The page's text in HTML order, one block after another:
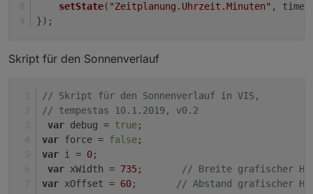
setState( "Zeitplanung.Uhrzeit.Minuten" ,
});
Skript für den Sonnenverlauf
// Skript für den Sonnenverlauf in VIS,
// tempestas 10.1.2019, v0.2
var debug = true;
var force = false;
var i = 0;
var xWidth = 735;
// Breite grafischer
var xOffset = 60;
// Abstand grafischer